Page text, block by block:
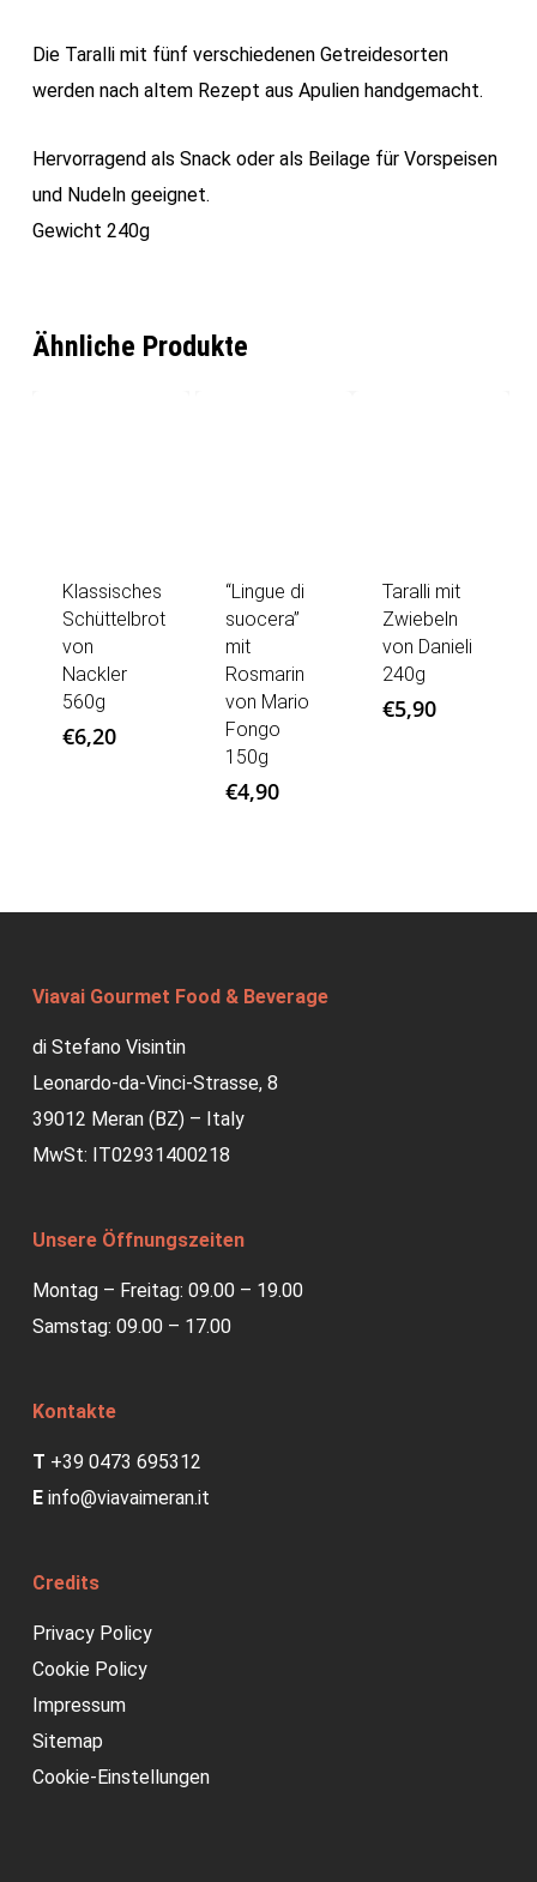
Die Taralli mit fünf verschiedenen Getreidesorten
werden nach altem Rezept aus Apulien handgemacht.
Hervorragend als Snack oder als Beilage für Vorspeisen
und Nudeln geeignet.
Gewicht 240g
Ähnliche Produkte
Klassisches
Schüttelbrot
von
Nackler
560g
€6,20
“Lingue di
suocera”
mit
Rosmarin
von Mario
Fongo
150g
€4,90
Taralli mit
Zwiebeln
von Danieli
240g
€5,90
Viavai Gourmet Food & Beverage
di Stefano Visintin
Leonardo-da-Vinci-Strasse, 8
39012 Meran (BZ) – Italy
MwSt: IT02931400218
Unsere Öffnungszeiten
Montag – Freitag: 09.00 – 19.00
Samstag: 09.00 – 17.00
Kontakte
T +39 0473 695312
E info@viavaimeran.it
Credits
Privacy Policy
Cookie Policy
Impressum
Sitemap
Cookie-Einstellungen